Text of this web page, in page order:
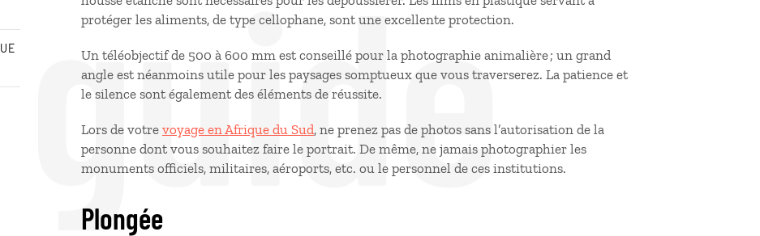
protéger les aliments, de type cellophane, sont une excellente protection.
Un téléobjectif de 500 à 600 mm est conseillé pour la photographie animalière ; un grand
angle est néanmoins utile pour les paysages somptueux que vous traverserez. La patience et
le silence sont également des éléments de réussite.
Lors de votre voyage en Afrique du Sud, ne prenez pas de photos sans l’autorisation de la
personne dont vous souhaitez faire le portrait. De même, ne jamais photographier les
monuments officiels, militaires, aéroports, etc. ou le personnel de ces institutions.
Plongée